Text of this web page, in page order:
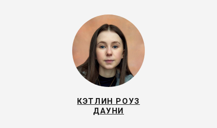
КЭТЛИН РОУЗ
ДАУНИ